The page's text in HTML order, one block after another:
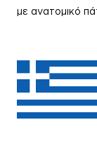
με ανατομικό